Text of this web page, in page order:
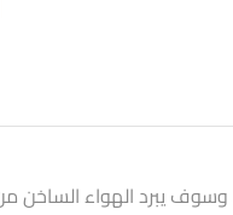
وسوف يبرد الهواء